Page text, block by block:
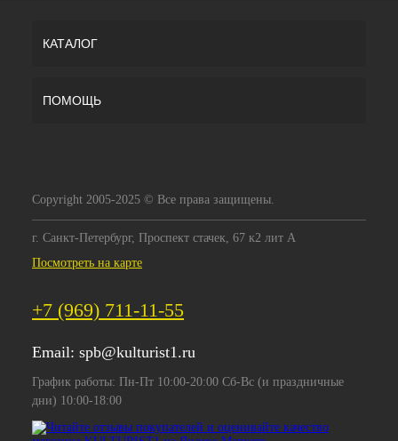
КАТАЛОГ
ПОМОЩЬ
Copyright 2005-2025 © Все права защищены.
г. Санкт-Петербург, Проспект стачек, 67 к2 лит А
Посмотреть на карте
+7 (969) 711-11-55
Email: spb@kulturist1.ru
График работы: Пн-Пт 10:00-20:00 Сб-Вс (и праздничные
дни) 10:00-18:00